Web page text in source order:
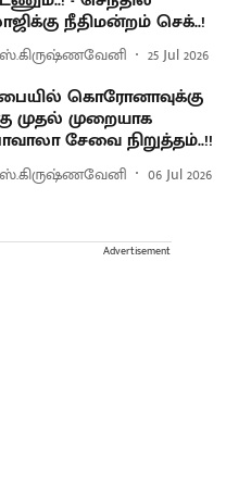
நீதிமன்றம் செக்..!
25 Jul 2026
கொரோனாவுக்கு
முதல் முறையாக
சேவை நிறுத்தம்..!!
06 Jul 2026
Advertisement